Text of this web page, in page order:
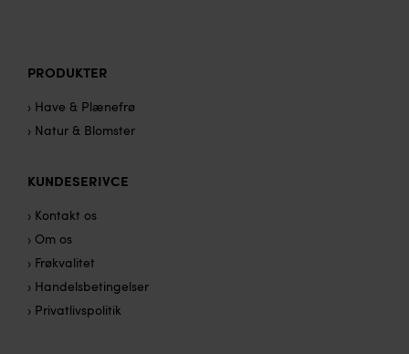
PRODUKTER
› Have & Plænefrø
› Natur & Blomster
KUNDESERIVCE
› Kontakt os
› Om os
› Frøkvalitet
› Handelsbetingelser
› Privatlivspolitik